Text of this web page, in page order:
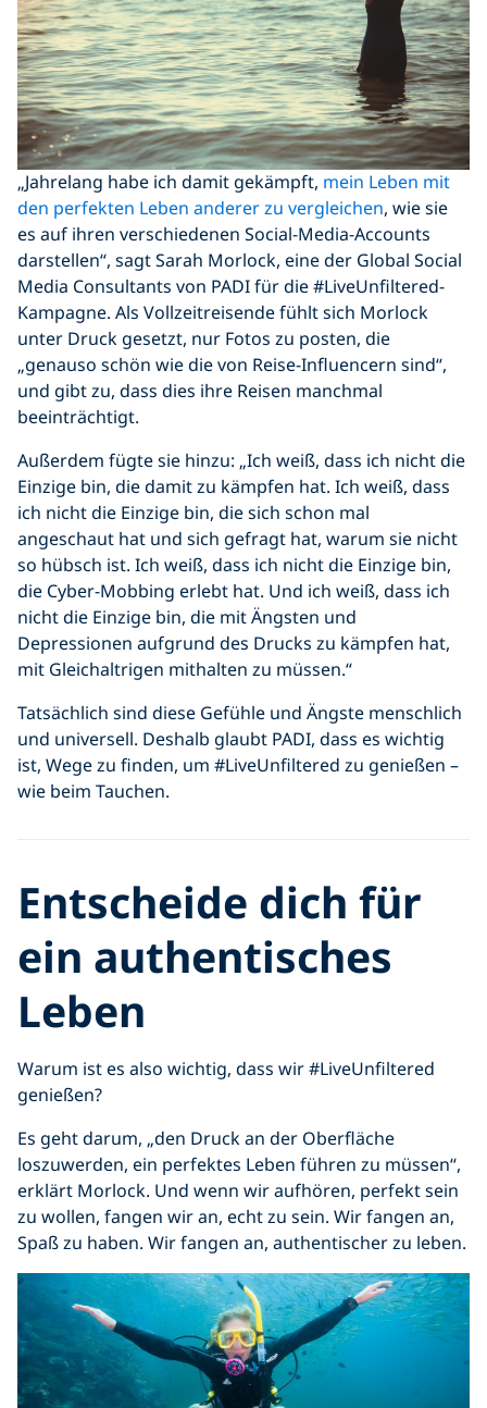
„Jahrelang habe ich damit gekämpft, mein Leben mit
den perfekten Leben anderer zu vergleichen, wie sie
es auf ihren verschiedenen Social-Media-Accounts
darstellen“, sagt Sarah Morlock, eine der Global Social
Media Consultants von PADI für die #LiveUnfiltered-
Kampagne. Als Vollzeitreisende fühlt sich Morlock
unter Druck gesetzt, nur Fotos zu posten, die
„genauso schön wie die von Reise-Influencern sind“,
und gibt zu, dass dies ihre Reisen manchmal
beeinträchtigt.
Außerdem fügte sie hinzu: „Ich weiß, dass ich nicht die
Einzige bin, die damit zu kämpfen hat. Ich weiß, dass
ich nicht die Einzige bin, die sich schon mal
angeschaut hat und sich gefragt hat, warum sie nicht
so hübsch ist. Ich weiß, dass ich nicht die Einzige bin,
die Cyber-Mobbing erlebt hat. Und ich weiß, dass ich
nicht die Einzige bin, die mit Ängsten und
Depressionen aufgrund des Drucks zu kämpfen hat,
mit Gleichaltrigen mithalten zu müssen.“
Tatsächlich sind diese Gefühle und Ängste menschlich
und universell. Deshalb glaubt PADI, dass es wichtig
ist, Wege zu finden, um #LiveUnfiltered zu genießen –
wie beim Tauchen.
Entscheide dich für
ein authentisches
Leben
Warum ist es also wichtig, dass wir #LiveUnfiltered
genießen?
Es geht darum, „den Druck an der Oberfläche
loszuwerden, ein perfektes Leben führen zu müssen“,
erklärt Morlock. Und wenn wir aufhören, perfekt sein
zu wollen, fangen wir an, echt zu sein. Wir fangen an,
Spaß zu haben. Wir fangen an, authentischer zu leben.